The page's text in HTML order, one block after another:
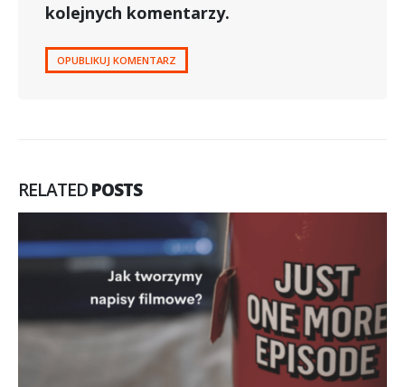
kolejnych komentarzy.
RELATEDPOSTS